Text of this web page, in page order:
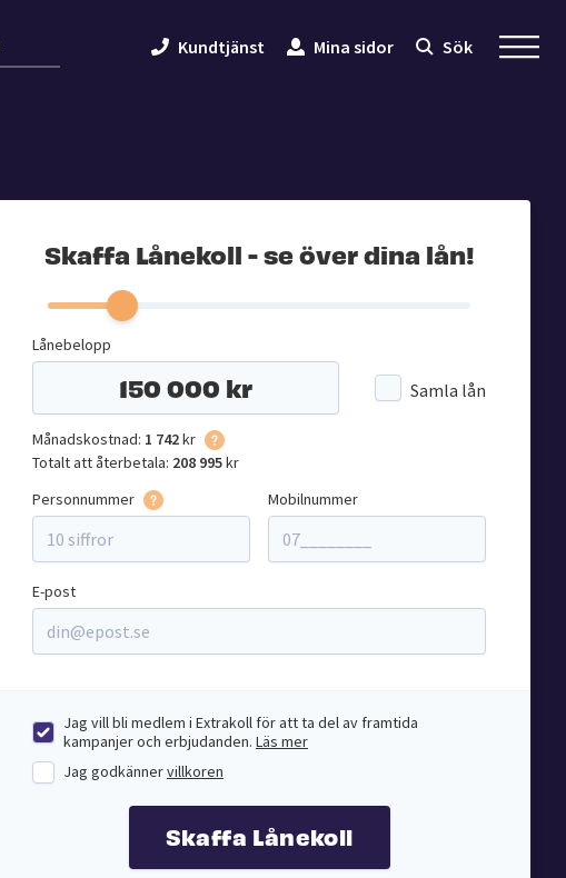
Kundtjänst Mina sidor Sök
Skaffa Lånekoll - se över dina lån!
Lånebelopp
Samla lån
Månadskostnad: 1 742kr
Totalt att återbetala: 208 995kr
Personnummer
Mobilnummer
E-post
Jag vill bli medlem i Extrakoll för att ta del av framtida
kampanjer och erbjudanden. Läs mer
Jag godkännervillkoren
Skaffa Lånekoll